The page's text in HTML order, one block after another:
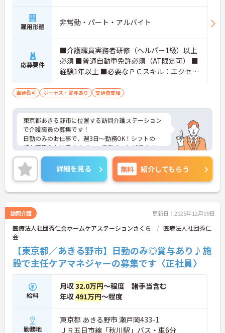
雇用形態 非常勤・パート・アルバイト
応募要件
■介護職員実務者研修（ヘルパー1級）以上
必須 ■普通自動車免許必須（AT限定可） ■
経験1年以上 ■必要なＰＣスキル：エクセ
ル、ワード基本操作程度
車通勤可 ボーナス・賞与あり 交通費支給
東京都あきる野市に位置する訪問介護ステーション
で介護職員の募集です！
日勤のみのお仕事で、週3日～勤務OK！シフトの相
談も可能なため自分のペースで働くことができま
す！無料駐車場もある為マイカーでの通勤も楽々♪
昇給や賞与制度があり、頑張りが評価されてしっか
りと還元されます。しっかりとしたフォロー体制
で、経験に関わらず安心してスタートできます。
こちらの求人にご興味がございましたら面接のポイ
ます。
詳細を見る 無料 紹介してもらう
訪問介護 更新日：2025年12月09日
医療法人社団秀仁会ホームケアステーションさくら
医療法人社団秀仁
会
【東京都／あきる野市】日勤のみ◎賞与あり♪施
設で主任ケアマネジャーの募集です〈正社員〉
給料
月収32.0万円～程度 諸手当含む
年収491万円～程度
勤務地
東京都 あきる野市 瀬戸岡433-1
ＪＲ五日市線「秋川駅」バス・車6分